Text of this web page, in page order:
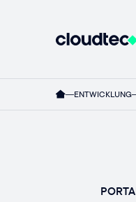
ENTWICKLUNG